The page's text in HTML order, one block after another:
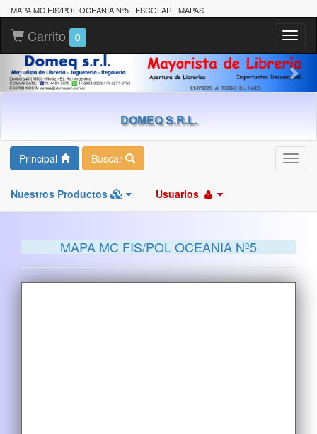
MAPA MC FIS/POL OCEANIA Nº5 | ESCOLAR | MAPAS
Carrito 0
DOMEQ S.R.L.
Principal Buscar
Nuestros Productos Usuarios
MAPA MC FIS/POL OCEANIA Nº5